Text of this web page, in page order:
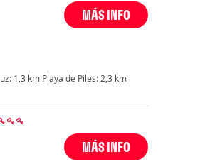
MÁS INFO
1,3 km Playa de Piles: 2,3 km
MÁS INFO